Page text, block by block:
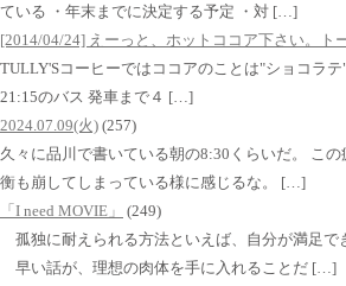
ている ・年末までに決定する予定 ・対 […]
[2014/04/24] えーっと、ホットココア下さい。ト
TULLY'Sコーヒーではココアのことは"ショコラ
21:15のバス 発車まで４ […]
2024.07.09(火) (257)
久々に品川で書いている朝の8:30くらいだ。 こ
衡も崩してしまっている様に感じるな。 […]
「I need MOVIE」
(249)
孤独に耐えられる方法といえば、自分が満足で
早い話が、理想の肉体を手に入れることだ […]